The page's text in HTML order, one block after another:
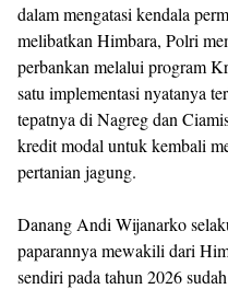
dalam mengatasi kendala
melibatkan Himbara, Polri
perbankan melalui program
satu implementasi nyatanya
tepatnya di Nagreg dan
kredit modal untuk kembali
pertanian jagung.
Danang Andi Wijanarko
paparannya mewakili dari
sendiri pada tahun 2026